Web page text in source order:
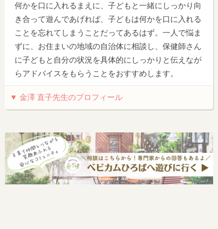
何かを口に入れるまえに、子どもと一緒にしっかり向
き合って遊んであげれば、子どもは何かを口に入れる
ことを忘れてしまうことだってあるはず。一人で悩ま
ずに、お住まいの地域の自治体に相談し、保健師さん
に子どもと自分の状況を具体的にしっかりと伝えなが
らアドバイスをもらうことをおすすめします。
▼ 金澤 直子先生のプロフィール